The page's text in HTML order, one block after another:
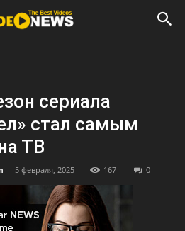
сериала
стал самым
ТВ
- 5 февраля, 2025 167 0